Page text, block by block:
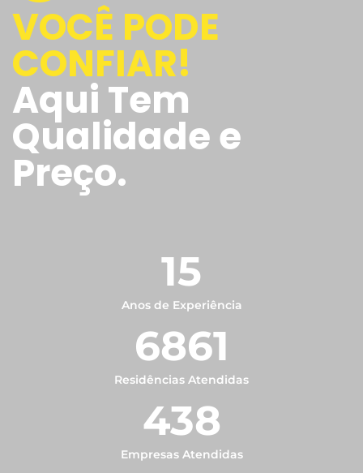
VOCÊ PODE
CONFIAR!
Aqui Tem
Qualidade e
Preço.
15
Anos de Experiência
6861
Residências Atendidas
438
Empresas Atendidas